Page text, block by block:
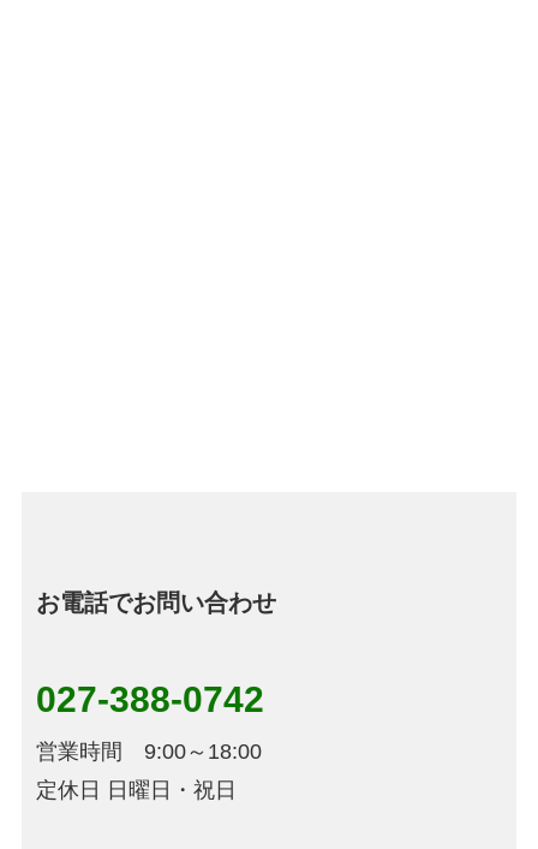
お電話でお問い合わせ
027-388-0742
営業時間 9:00～18:00
定休日 日曜日・祝日